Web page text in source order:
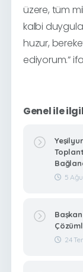
üzere, tüm
kalbi
huzur,
ediyorum.”
Genel ile
5
24